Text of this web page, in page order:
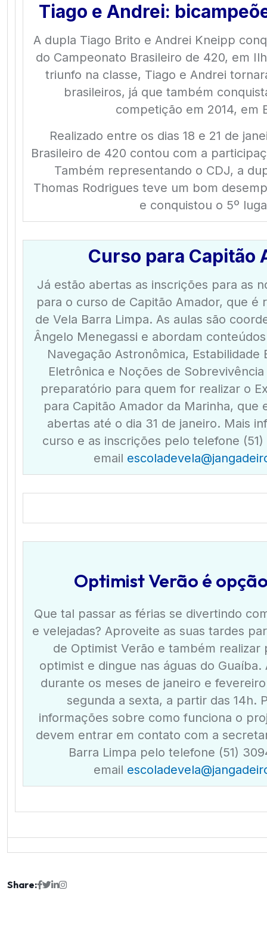
Tiago e Andrei:
A dupla Tiago Brito e Andrei Kneipp
do Campeonato Brasileiro de 420, em
triunfo na classe, Tiago e Andrei
brasileiros, já que também
competição em 2014, em
Realizado entre os dias 18 e 21 de
Brasileiro de 420 contou com a
Também representando o CDJ, a
Thomas Rodrigues teve um bom
e conquistou o 5º
Curso para Capitão
Já estão abertas as inscrições para as
para o curso de Capitão Amador, que é
de Vela Barra Limpa. As aulas são
Ângelo Menegassi e abordam
Navegação Astronômica, Estabilidade
Eletrônica e Noções de
preparatório para quem for realizar o
para Capitão Amador da Marinha, que
abertas até o dia 31 de janeiro. Mais
curso e as inscrições pelo telefone
email
Optimist Verão é
Que tal passar as férias se divertindo
e velejadas? Aproveite as suas tardes
de Optimist Verão e também realizar
optimist e dingue nas águas do Guaíba.
durante os meses de janeiro e
segunda a sexta, a partir das 14h.
informações sobre como funciona o
devem entrar em contato com a
Barra Limpa pelo telefone (51)
email
Share: